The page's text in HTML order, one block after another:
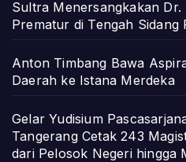
Sultra Menersangkakan Dr.
Prematur di Tengah Sidang
Anton Timbang Bawa
Daerah ke Istana Merdeka
Gelar Yudisium
Tangerang Cetak 243
dari Pelosok Negeri hingga